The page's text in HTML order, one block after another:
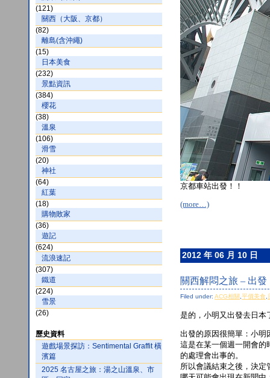
(121)
關西（大阪、京都）
(82)
離島(含沖繩)
(15)
日本美食
(232)
景點資訊
(384)
櫻花
(38)
溫泉
(106)
滑雪
(20)
神社
(64)
紅葉
(18)
購物敗家
(36)
遊記
(624)
流浪速記
(307)
鐵道
(224)
雪景
(26)
歷史資料
遊戲場景探訪：Sentimental Graffit 橫
濱篇
2025 名古屋之旅：湯之山溫泉、市
京都車站出發！！
(more…)
2012 年 06 月 10 日
關西解悶之旅 – 出發
Filed under: ACG相關 平價美食
是的，小明又出發去日本
出發的原因很簡單：小
這是在某一個週一開會的
的處理會出事的。
所以會議結束之後，決